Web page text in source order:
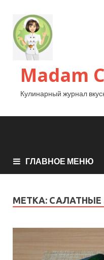
Madam
Кулинарный журнал
ГЛАВНОЕ МЕНЮ
МЕТКА: САЛАТНЫЕ